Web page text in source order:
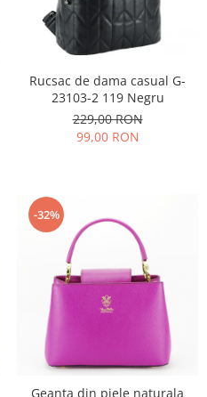
Rucsac de dama casual G-
23103-2 119 Negru
229,00 RON
99,00 RON
-32%
Geanta din piele naturala